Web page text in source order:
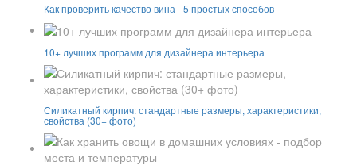
Как проверить качество вина - 5 простых способов
10+ лучших программ для дизайнера интерьера
Силикатный кирпич: стандартные размеры, характеристики,
свойства (30+ фото)